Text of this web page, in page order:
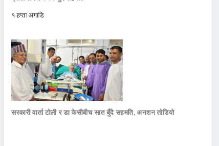
१ हप्ता अगाडि
सरकारी वार्ता टोली र डा केसीबीच सात बुँदे सहमति, अनशन तोडियो